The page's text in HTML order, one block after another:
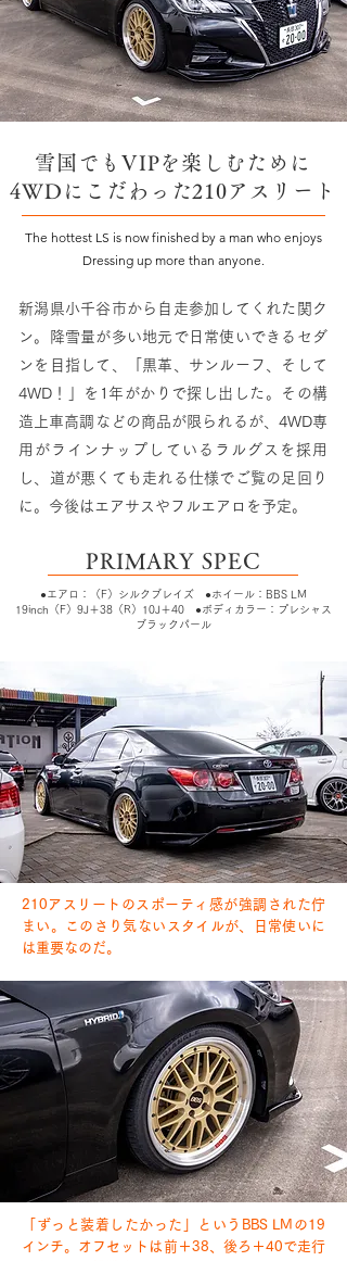
雪国でもVIPを楽しむために
4WDにこだわった210アスリート
The hottest LS is now finished by a man who enjoys
Dressing up more than anyone.
新潟県小千谷市から自走参加してくれた関ク
ン。降雪量が多い地元で日常使いできるセダ
ンを目指して、「黒革、サンルーフ、そして
4WD！」を1年がかりで探し出した。その構
造上車高調などの商品が限られるが、4WD専
用がラインナップしているラルグスを採用
し、道が悪くても走れる仕様でご覧の足回り
に。今後はエアサスやフルエアロを予定。
PRIMARY SPEC
●エアロ：（F）シルクブレイズ ●ホイール：BBS LM
19inch（F）9J＋38（R）10J＋40 ●ボディカラー：プレシャス
ブラックパール
210アスリートのスポーティ感が強調された佇
まい。このさり気ないスタイルが、日常使いに
は重要なのだ。
「ずっと装着したかった」というBBS LMの19
インチ。オフセットは前＋38、後ろ＋40で走行